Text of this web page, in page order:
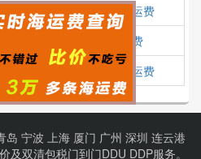
西班牙
莫特里尔海运费
派桑杜海运费
俄罗斯 伊加尔卡海运费
岛 宁波 上海 厦门 广州 深圳 连云港
及双清包税门到门DDU DDP服务。